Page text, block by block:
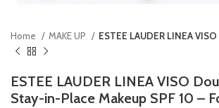
Home MAKE UP ESTEE LAUDER LINEA VISO
ESTEE LAUDER LINEA VISO
Stay-in-Place Makeup SPF 10 –